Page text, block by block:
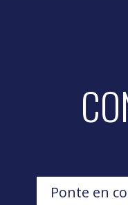
Ponte en